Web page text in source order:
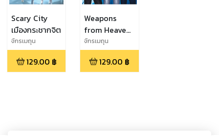
Scary City
เมืองกระชากจิต
จักรเมถุน
129.00 ฿
Weapons
from Heaven
จักรผนึกดาว
จักรเมถุน
129.00 ฿